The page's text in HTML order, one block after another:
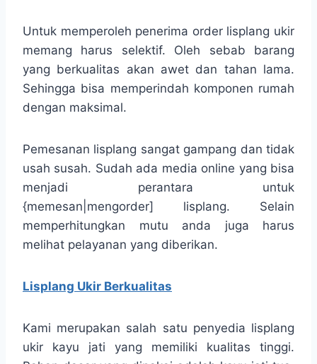
Untuk memperoleh penerima order lisplang ukir
memang harus selektif. Oleh sebab barang
yang berkualitas akan awet dan tahan lama.
Sehingga bisa memperindah komponen rumah
dengan maksimal.
Pemesanan lisplang sangat gampang dan tidak
usah susah. Sudah ada media online yang bisa
menjadi perantara untuk
{memesan|mengorder] lisplang. Selain
memperhitungkan mutu anda juga harus
melihat pelayanan yang diberikan.
Lisplang Ukir Berkualitas
Kami merupakan salah satu penyedia lisplang
ukir kayu jati yang memiliki kualitas tinggi.